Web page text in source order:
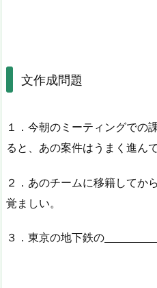
文作成問題
１．今朝のミーティングでの
ると、あの案件はうまく進ん
２．あのチームに移籍してか
覚ましい。
３．東京の地下鉄の